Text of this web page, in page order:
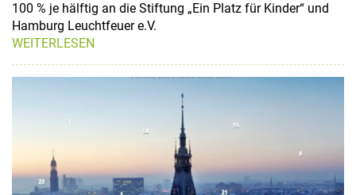
100 % je hälftig an die Stiftung „Ein Platz für Kinder“ und
Hamburg Leuchtfeuer e.V.
WEITERLESEN